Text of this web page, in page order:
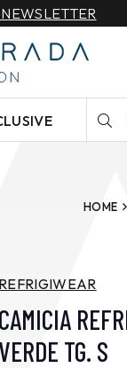
HOME
REFRIGIWEAR
CAMICIA
VERDE TG. S